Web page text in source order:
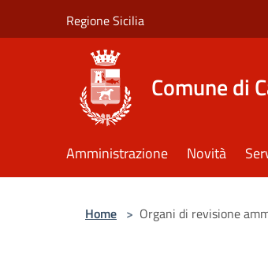
Regione Sicilia
Comune di
Amministrazione Novità
Home > Organi di revisione